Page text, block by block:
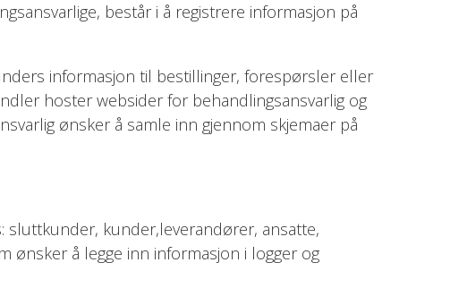
består i å registrere informasjon på
informasjon til bestillinger, forespørsler eller
hoster websider for behandlingsansvarlig og
ønsker å samle inn gjennom skjemaer på
sluttkunder, kunder,leverandører, ansatte,
å legge inn informasjon i logger og